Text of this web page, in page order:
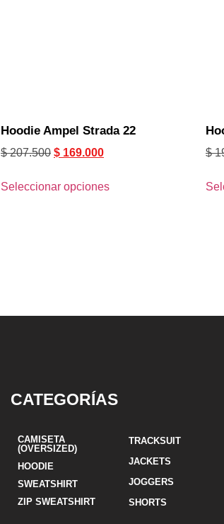
Hoodie Ampel Strada 22
$207.500 $ 169.000
Seleccionar opciones
$
CATEGORÍAS
CAMISETA
(OVERSIZED)
HOODIE
SWEATSHIRT
ZIP SWEATSHIRT
TRACKSUIT
JACKETS
JOGGERS
SHORTS